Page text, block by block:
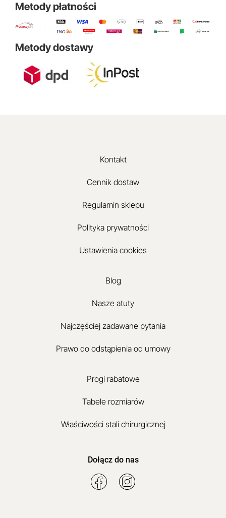
Metody płatności
Metody dostawy
Kontakt
Cennik dostaw
Regulamin sklepu
Polityka prywatności
Ustawienia cookies
Blog
Nasze atuty
Najczęściej zadawane pytania
Prawo do odstąpienia od umowy
Progi rabatowe
Tabele rozmiarów
Właściwości stali chirurgicznej
Dołącz do nas